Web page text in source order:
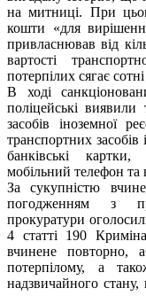
на митниці. При
кошти «для
привласнював від
вартості
потерпілих сягає
В ході
поліцейські
засобів іноземної
транспортних засобів
банківські
мобільний телефон та
За сукупністю
погодженням з
прокуратури
4 статті 190
вчинене повторно,
потерпілому, а
надзвичайного